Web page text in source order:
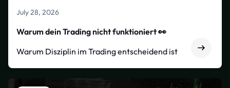
July 28, 2026
Warum dein Trading nicht funktioniert 👀
Warum Disziplin im Trading entscheidend ist